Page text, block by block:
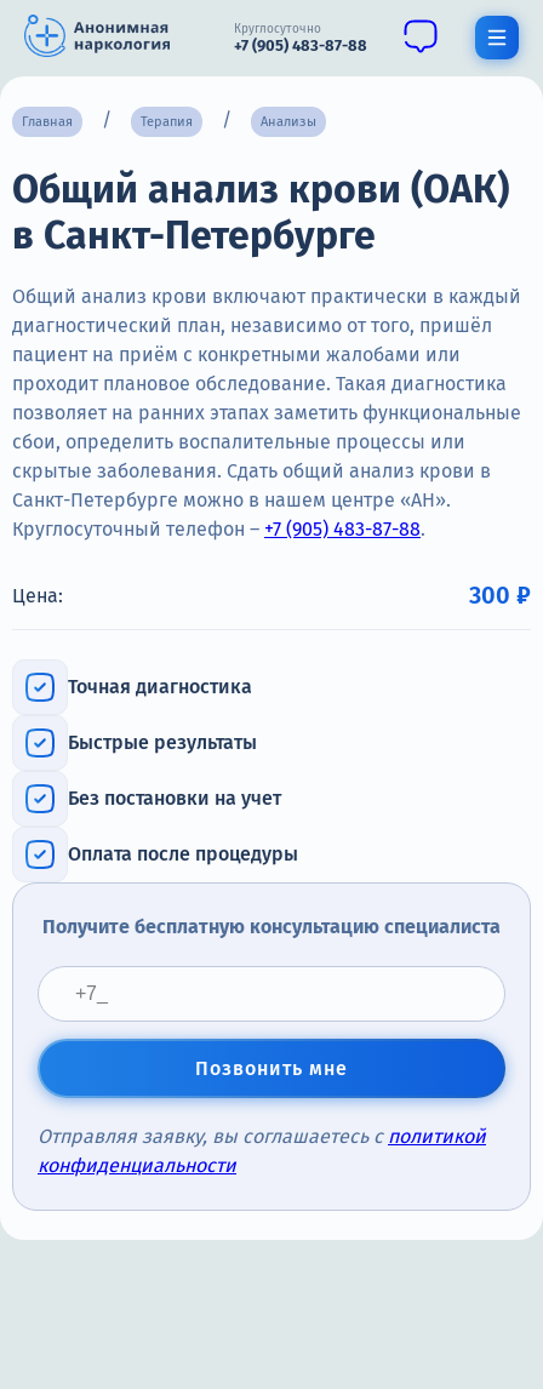
Круглосуточно
+7 (905) 483-87-88
О нас
Наркомания
Алкоголизм
Нарколог
Стационар
Психиатрия
Цены
Контакты
Круглосуточно, анонимно
Адрес call-центра
Санкт-Петербург, Воронежская улица, 14
Главная Терапия Анализы
Общий анализ крови (ОАК)
в Санкт-Петербурге
Общий анализ крови включают практически в каждый
диагностический план, независимо от того, пришёл
пациент на приём с конкретными жалобами или
проходит плановое обследование. Такая диагностика
позволяет на ранних этапах заметить функциональные
сбои, определить воспалительные процессы или
скрытые заболевания. Сдать общий анализ крови в
Санкт-Петербурге можно в нашем центре «АН».
Круглосуточный телефон – +7 (905) 483-87-88.
Цена: 300 ₽
Точная диагностика
Быстрые результаты
Без постановки на учет
Оплата после процедуры
Получите бесплатную консультацию специалиста
Позвонить мне
Отправляя заявку, вы соглашаетесь с политикой
конфиденциальности